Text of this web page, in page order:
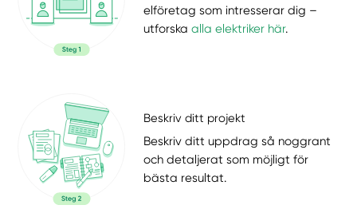
elföretag som intresserar dig –
utforskaalla elektriker här.
Beskriv ditt projekt
Beskriv ditt uppdrag så noggrant
och detaljerat som möjligt för
bästa resultat.